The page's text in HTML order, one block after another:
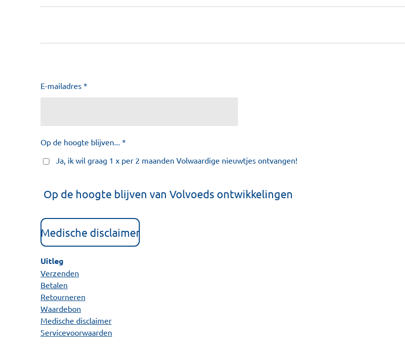
E-mailadres *
Op de hoogte blijven... *
Ja, ik wil graag 1 x per 2 maanden Volwaardige nieuwtjes ontvangen!
Op de hoogte blijven van Volvoeds ontwikkelingen
Medische disclaimer
Uitleg
Verzenden
Betalen
Retourneren
Waardebon
Medische disclaimer
Servicevoorwaarden